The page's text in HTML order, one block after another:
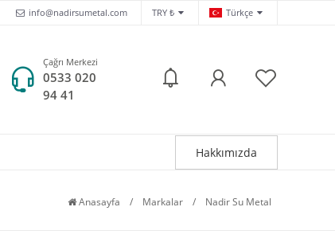
info@nadirsumetal.com TRY ₺ Türkçe
Çağrı Merkezi
0533 020
94 41
Hakkımızda
Anasayfa / Markalar / Nadir Su Metal